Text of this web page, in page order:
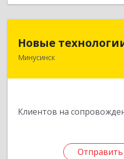
Новые
Минусинск
Клиентов на
Отправить
662606,
Отправить